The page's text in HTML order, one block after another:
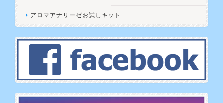
アロマアナリーゼお試しキット